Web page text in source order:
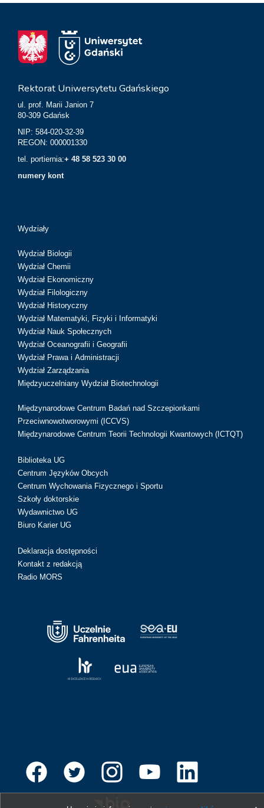
Rektorat Uniwersytetu Gdańskiego
ul. prof. Marii Janion 7
80-309 Gdańsk
NIP: 584-020-32-39
REGON: 000001330
tel. portiernia:+ 48 58 523 30 00
numery kont
Wydziały
Wydział Biologii
Wydział Chemii
Wydział Ekonomiczny
Wydział Filologiczny
Wydział Historyczny
Wydział Matematyki, Fizyki i Informatyki
Wydział Nauk Społecznych
Wydział Oceanografii i Geografii
Wydział Prawa i Administracji
Wydział Zarządzania
Międzyuczelniany Wydział Biotechnologii
Międzynarodowe Centrum Badań nad Szczepionkami
Przeciwnowotworowymi (ICCVS)
Międzynarodowe Centrum Teorii Technologii Kwantowych (ICTQT)
Biblioteka UG
Centrum Języków Obcych
Centrum Wychowania Fizycznego i Sportu
Szkoły doktorskie
Wydawnictwo UG
Biuro Karier UG
Deklaracja dostępności
Kontakt z redakcją
Radio MORS